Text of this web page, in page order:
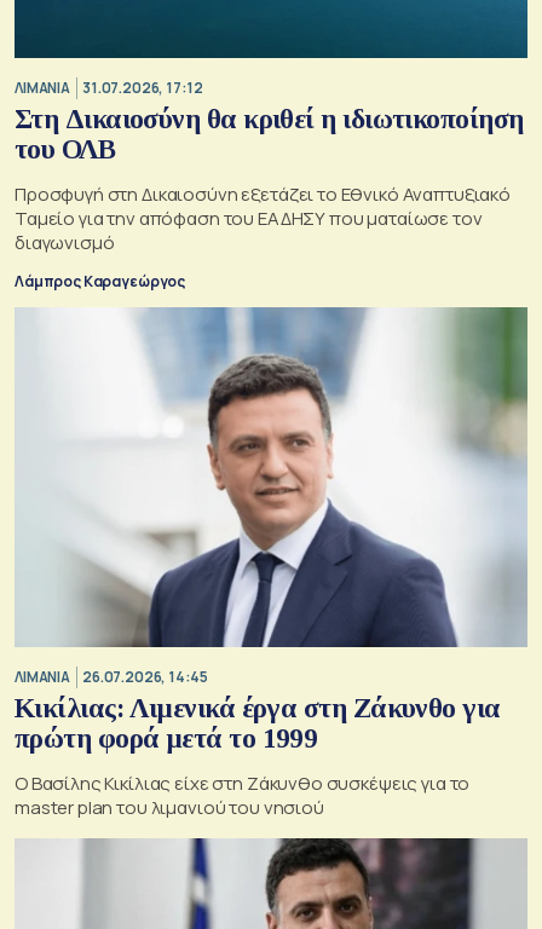
ΛΙΜΑΝΙΑ 31.07.2026, 17:12
Στη Δικαιοσύνη θα κριθεί η ιδιωτικοποίηση
του ΟΛΒ
Προσφυγή στη Δικαιοσύνη εξετάζει το Εθνικό Αναπτυξιακό
Ταμείο για την απόφαση του ΕΑΔΗΣΥ που ματαίωσε τον
διαγωνισμό
Λάμπρος Καραγεώργος
ΛΙΜΑΝΙΑ 26.07.2026, 14:45
Κικίλιας: Λιμενικά έργα στη Ζάκυνθο για
πρώτη φορά μετά το 1999
Ο Βασίλης Κικίλιας είχε στη Ζάκυνθο συσκέψεις για το
master plan του λιμανιού του νησιού